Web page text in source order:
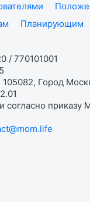
Планирующим
/ 770101001
Город
согласно приказу